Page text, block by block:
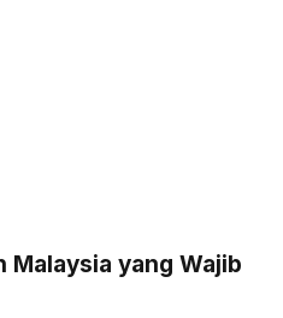
Malaysia yang Wajib